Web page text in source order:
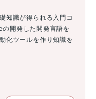
知識が得られる入門コ
開発した開発言語を
化ツールを作り知識を